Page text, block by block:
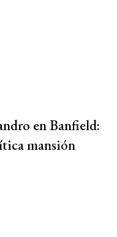
en Banfield:
mansión